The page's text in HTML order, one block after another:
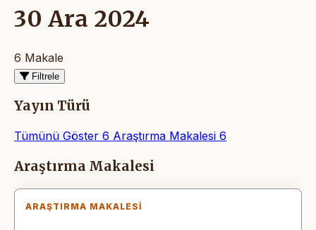
30 Ara 2024
6 Makale
Filtrele
Yayın Türü
Tümünü Göster 6 Araştırma Makalesi 6
Makaleler
Araştırma Makalesi
ARAŞTIRMA MAKALESI